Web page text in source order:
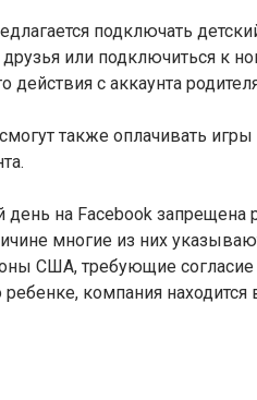
подключать
друзья или подключиться к
действия с аккаунта
также оплачивать
на Facebook запрещена
многие из них
США, требующие согласие
компания